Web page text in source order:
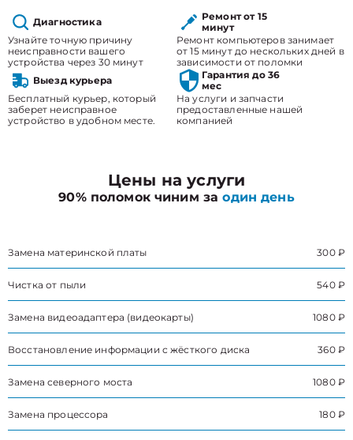
Диагностика
Узнайте точную причину
неисправности вашего
устройства через 30 минут
Ремонт от 15
минут
Ремонт компьютеров занимает
от 15 минут до нескольких дней в
зависимости от поломки
Выезд курьера
Бесплатный курьер, который
заберет неисправное
устройство в удобном месте.
Гарантия до 36
мес
На услуги и запчасти
предоставленные нашей
компанией
Цены на услуги
90% поломок чиним заодин день
Замена материнской платы 300 ₽
Чистка от пыли 540 ₽
Замена видеоадаптера (видеокарты) 1080 ₽
Восстановление информации с жёсткого диска 360 ₽
Замена северного моста 1080 ₽
Замена процессора 180 ₽